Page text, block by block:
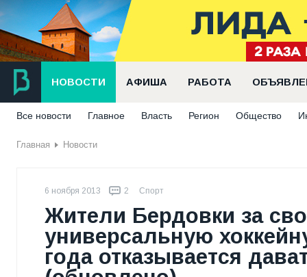
НОВОСТИ АФИША РАБОТА
Все новости Главное Власть Регион Общество
Главная Новости
6 ноября 2013 2 Спорт
Жители Бердовки за
универсальную
года отказывается